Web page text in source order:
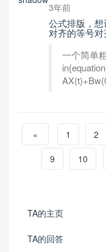
3年前
公式排版，
对齐的等号
一个简单
« 1 2
9
10
TA的主页
TA的回答